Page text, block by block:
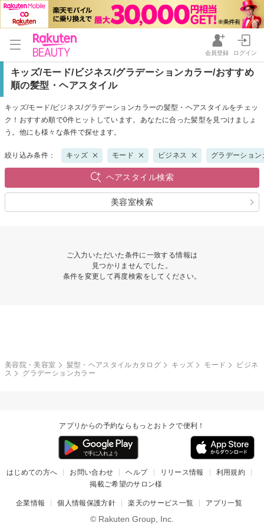
会員登録 ログイン
キッズ/モード/ビジネス/グラデーションカラー/おすすめ
順の髪型・ヘアスタイル
キッズ/モード/ビジネス/グラデーションカラーの髪型・ヘアスタイルをチェッ
ク！おすすめ順で0件ヒットしています。あなたに合った髪型を見つけましょ
う。他にも様々な条件で探せます。
絞り込み条件： キッズ モード ビジネス グラデーション
ヘアスタイル検索
美容室検索
ご入力いただいた条件に一致する情報は
見つかりませんでした。
条件を変更して再度検索をしてください。
美容院・美容室 髪型・ヘアスタイルカタログ キッズ モード
ビジネ
ス
グラデーションカラー
アプリからの予約ならもっとおトクで便利！
はじめての方へ お問い合わせ ヘルプ リリース情報
利用規約
掲載ご希望のサロン様
企業情報 個人情報保護方針 楽天のサービス一覧 アプリ一覧
© Rakuten Group, Inc.